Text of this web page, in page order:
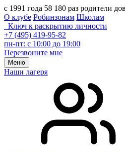
с 1991 года 58 180 раз родители
О клубе Робинзонам Школам
Ключ к раскрытию личности
+7 (495) 419-95-82
пн-пт: с 10:00 до 19:00
Перезвоните мне
Меню
Наши лагеря